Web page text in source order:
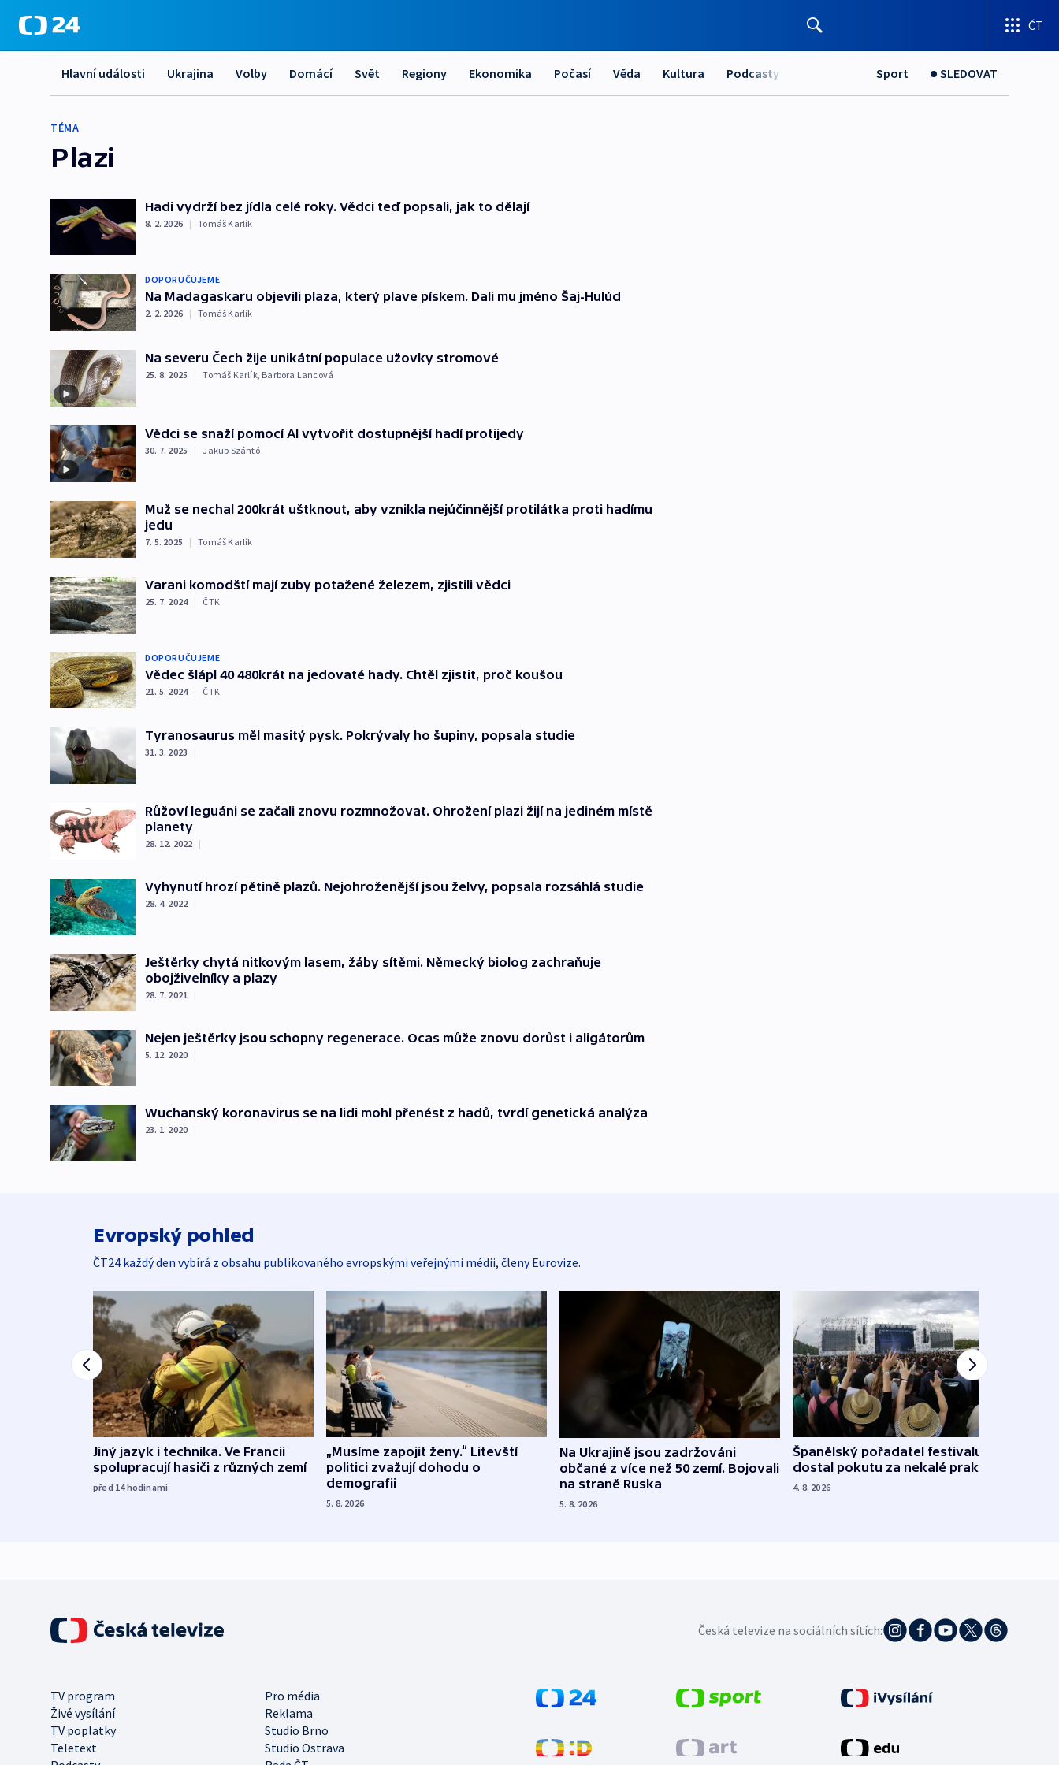
ČT
Hlavní události Ukrajina Volby Domácí Svět Regiony Ekonomika Počasí Věda Kultura Podcasty Sport SLEDOVAT
TÉMA
Plazi
Hadi vydrží bez jídla celé roky. Vědci teď popsali, jak to dělají
8. 2. 2026 | Tomáš Karlík
DOPORUČUJEME
Na Madagaskaru objevili plaza, který plave pískem. Dali mu jméno Šaj-Hulúd
2. 2. 2026 | Tomáš Karlík
Na severu Čech žije unikátní populace užovky stromové
25. 8. 2025 | Tomáš Karlík, Barbora Lancová
Vědci se snaží pomocí AI vytvořit dostupnější hadí protijedy
30. 7. 2025 | Jakub Szántó
Muž se nechal 200krát uštknout, aby vznikla nejúčinnější protilátka proti hadímu
jedu
7. 5. 2025 | Tomáš Karlík
Varani komodští mají zuby potažené železem, zjistili vědci
25. 7. 2024 | ČTK
DOPORUČUJEME
Vědec šlápl 40 480krát na jedovaté hady. Chtěl zjistit, proč koušou
21. 5. 2024 | ČTK
Tyranosaurus měl masitý pysk. Pokrývaly ho šupiny, popsala studie
31. 3. 2023 |
Růžoví leguáni se začali znovu rozmnožovat. Ohrožení plazi žijí na jediném místě
planety
28. 12. 2022 |
Vyhynutí hrozí pětině plazů. Nejohroženější jsou želvy, popsala rozsáhlá studie
28. 4. 2022 |
Ještěrky chytá nitkovým lasem, žáby sítěmi. Německý biolog zachraňuje
obojživelníky a plazy
28. 7. 2021 |
Nejen ještěrky jsou schopny regenerace. Ocas může znovu dorůst i aligátorům
5. 12. 2020 |
Wuchanský koronavirus se na lidi mohl přenést z hadů, tvrdí genetická analýza
23. 1. 2020 |
Evropský pohled
ČT24 každý den vybírá z obsahu publikovaného evropskými veřejnými médii, členy Eurovize.
Jiný jazyk i technika. Ve Francii
spolupracují hasiči z různých zemí
před 14hodinami
„Musíme zapojit ženy.“ Litevští
politici zvažují dohodu o
demografii
5. 8. 2026
Na Ukrajině jsou zadržováni
občané z více než 50 zemí. Bojovali
na straně Ruska
5. 8. 2026
Španělský pořadatel festivalu
dostal pokutu za nekalé praktiky
4. 8. 2026
Česká televize na sociálních sítích:
TV program
Pro média
Živé vysílání
Reklama
TV poplatky
Studio Brno
Teletext
Studio Ostrava